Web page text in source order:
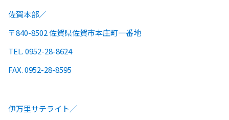
佐賀本部
〒840-8502 佐賀県佐賀市本庄町一番地
TEL. 0952-28-8624
FAX. 0952-28-8595
伊万里サテライト